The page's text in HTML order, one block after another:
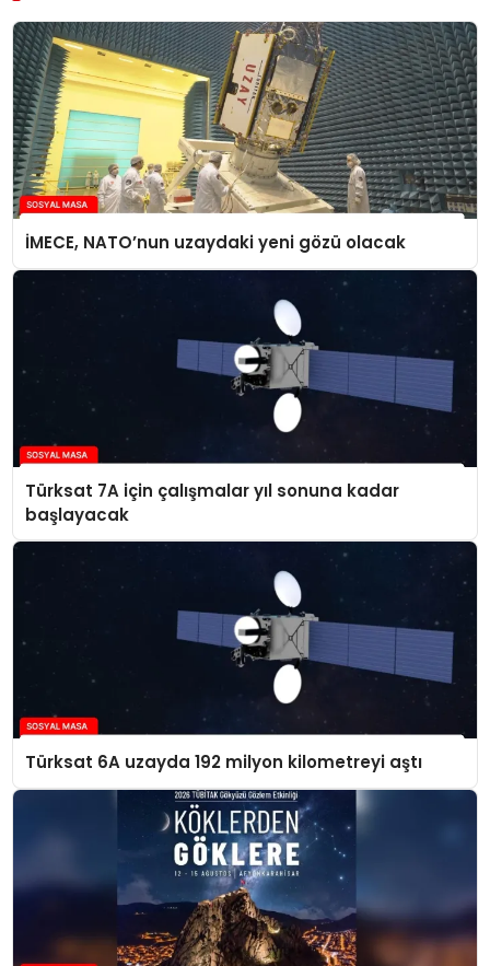
İMECE, NATO’nun uzaydaki yeni gözü olacak
Türksat 7A için çalışmalar yıl sonuna kadar
başlayacak
Türksat 6A uzayda 192 milyon kilometreyi aştı